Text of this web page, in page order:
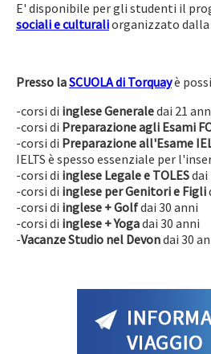
E' disponibile per gli studenti il
sociali e culturaliorganizzato dalla
Presso laSCUOLA di Torquayè
-corsi di inglese Generaledai 21
-corsi di Preparazione agli Esami
-corsi di Preparazione all'Esame
IELTS è spesso essenziale per
-corsi di inglese Legale e TOLESdai
-corsi di inglese perGenitori e Figli
-corsi di inglese + Golfdai 30 anni
-corsi di inglese + Yogadai 30 anni
-Vacanze Studio nel Devondai 30